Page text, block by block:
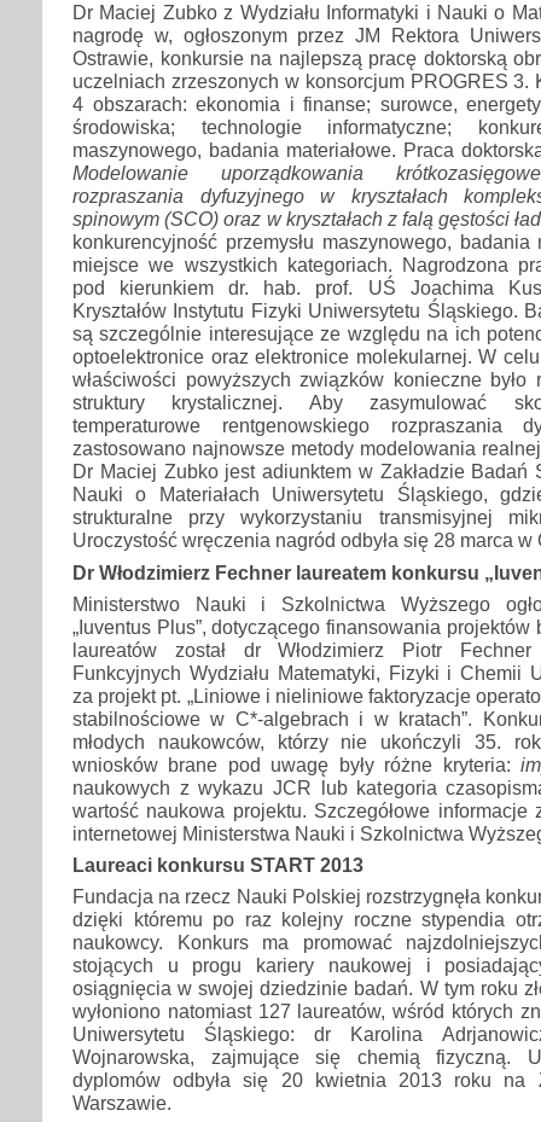
Dr Maciej Zubko z Wydziału Informatyki i Nauki o
nagrodę w, ogłoszonym przez JM Rektora
Ostrawie, konkursie na najlepszą pracę doktorską
uczelniach zrzeszonych w konsorcjum PROGRES 3.
4 obszarach: ekonomia i finanse; surowce,
środowiska; technologie informatyczne;
maszynowego, badania materiałowe. Praca
Modelowanie uporządkowania
rozpraszania dyfuzyjnego w kryształach
spinowym (SCO) oraz w kryształach z falą gęstości
konkurencyjność przemysłu maszynowego, badania
miejsce we wszystkich kategoriach. Nagrodzona
pod kierunkiem dr. hab. prof. UŚ Joachima
Kryształów Instytutu Fizyki Uniwersytetu Śląskiego.
są szczególnie interesujące ze względu na ich
optoelektronice oraz elektronice molekularnej. W
właściwości powyższych związków konieczne było
struktury krystalicznej. Aby zasymulować
temperaturowe rentgenowskiego rozpraszania
zastosowano najnowsze metody modelowania
Dr Maciej Zubko jest adiunktem w Zakładzie Badań
Nauki o Materiałach Uniwersytetu Śląskiego,
strukturalne przy wykorzystaniu transmisyjnej
Uroczystość wręczenia nagród odbyła się 28 marca w
Dr Włodzimierz Fechner laureatem konkursu
Ministerstwo Nauki i Szkolnictwa Wyższego
„Iuventus Plus”, dotyczącego finansowania projektów
laureatów został dr Włodzimierz Piotr
Funkcyjnych Wydziału Matematyki, Fizyki i Chemii
za projekt pt. „Liniowe i nieliniowe faktoryzacje
stabilnościowe w C*-algebrach i w kratach”.
młodych naukowców, którzy nie ukończyli 35.
wniosków brane pod uwagę były różne kryteria:
naukowych z wykazu JCR lub kategoria
wartość naukowa projektu. Szczegółowe
internetowej Ministerstwa Nauki i Szkolnictwa
Laureaci konkursu START 2013
Fundacja na rzecz Nauki Polskiej rozstrzygnęła
dzięki któremu po raz kolejny roczne stypendia
naukowcy. Konkurs ma promować
stojących u progu kariery naukowej i
osiągnięcia w swojej dziedzinie badań. W tym roku
wyłoniono natomiast 127 laureatów, wśród których
Uniwersytetu Śląskiego: dr Karolina
Wojnarowska, zajmujące się chemią fizyczną.
dyplomów odbyła się 20 kwietnia 2013 roku na
Warszawie.